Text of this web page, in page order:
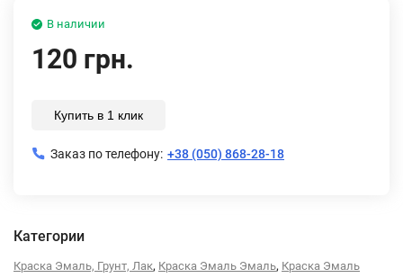
В наличии
120 грн.
Купить в 1 клик
Заказ по телефону: +38 (050) 868-28-18
Категории
Краска Эмаль, Грунт, Лак, Краска Эмаль Эмаль, Краска Эмаль